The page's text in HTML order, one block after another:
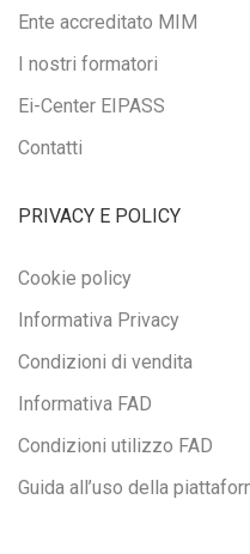
Ente accreditato MIM
I nostri formatori
Ei-Center EIPASS
Contatti
PRIVACY E POLICY
Cookie policy
Informativa Privacy
Condizioni di vendita
Informativa FAD
Condizioni utilizzo FAD
Guida all’uso della